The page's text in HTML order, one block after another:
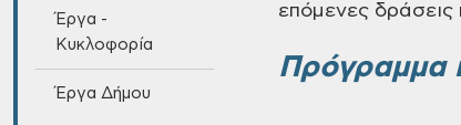
Έργα -
Κυκλοφορία
Έργα Δήμου
επόμενες δράσεις
Πρόγραμμα